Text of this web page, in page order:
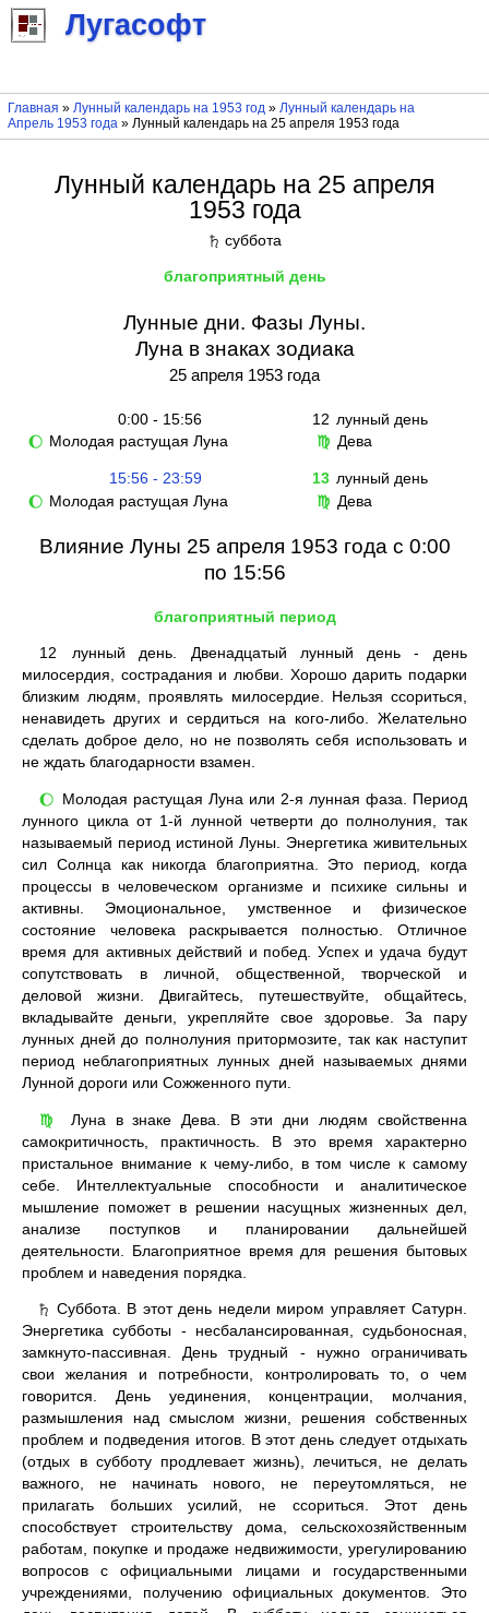
Лугасофт
Главная » Лунный календарь на 1953 год» Лунный календарь на
Апрель 1953 года» Лунный календарь на 25 апреля 1953 года
Лунный календарь на 25 апреля
1953 года
♄ суббота
благоприятный день
Лунные дни. Фазы Луны.
Луна в знаках зодиака
25 апреля 1953 года
0:00 - 15:56 12 лунный день
🌔 Молодая растущая Луна ♍ Дева
15:56 - 23:59 13 лунный день
🌔 Молодая растущая Луна ♍ Дева
Влияние Луны 25 апреля 1953 года с 0:00
по 15:56
благоприятный период
12
лунный день. Двенадцатый лунный день - день
милосердия, сострадания и любви. Хорошо дарить подарки
близким людям, проявлять милосердие. Нельзя ссориться,
ненавидеть других и сердиться на кого-либо. Желательно
сделать доброе дело, но не позволять себя использовать и
не ждать благодарности взамен.
🌔
Молодая растущая Луна или 2-я лунная фаза. Период
лунного цикла от 1-й лунной четверти до полнолуния, так
называемый период истиной Луны. Энергетика живительных
сил Солнца как никогда благоприятна. Это период, когда
процессы в человеческом организме и психике сильны и
активны. Эмоциональное, умственное и физическое
состояние человека раскрывается полностью. Отличное
время для активных действий и побед. Успех и удача будут
сопутствовать в личной, общественной, творческой и
деловой жизни. Двигайтесь, путешествуйте, общайтесь,
вкладывайте деньги, укрепляйте свое здоровье. За пару
лунных дней до полнолуния притормозите, так как наступит
период неблагоприятных лунных дней называемых днями
Лунной дороги или Сожженного пути.
♍
Луна в знаке Дева. В эти дни людям свойственна
самокритичность, практичность. В это время характерно
пристальное внимание к чему-либо, в том числе к самому
себе. Интеллектуальные способности и аналитическое
мышление поможет в решении насущных жизненных дел,
анализе поступков и планировании дальнейшей
деятельности. Благоприятное время для решения бытовых
проблем и наведения порядка.
♄ Суббота. В этот день недели миром управляет Сатурн.
Энергетика субботы - несбалансированная, судьбоносная,
замкнуто-пассивная. День трудный - нужно ограничивать
свои желания и потребности, контролировать то, о чем
говорится. День уединения, концентрации, молчания,
размышления над смыслом жизни, решения собственных
проблем и подведения итогов. В этот день следует отдыхать
(отдых в субботу продлевает жизнь), лечиться, не делать
важного, не начинать нового, не переутомляться, не
прилагать больших усилий, не ссориться. Этот день
способствует строительству дома, сельскохозяйственным
работам, покупке и продаже недвижимости, урегулированию
вопросов с официальными лицами и государственными
учреждениями, получению официальных документов. Это